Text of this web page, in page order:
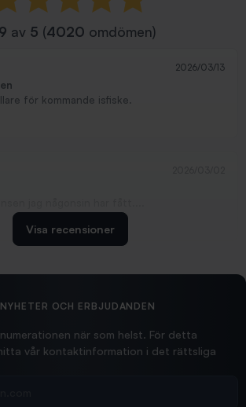
av 5 (4020 omdömen)
2026/03/13
för kommande isfiske.
2026/02/19
jag behövde. Snabb och bra...
Visa recensioner
OCH ERBJUDANDEN
när som helst. För detta
vår kontaktinformation i det rättsliga